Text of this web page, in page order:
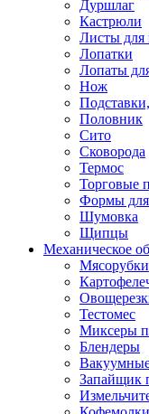
Дуршлаг
Кастрюли
Листы для
Лопатки
Лопаты
Нож
Половник
Сито
Сковорода
Термос
Торговые
Формы
Шумовка
Щипцы
Механическое
Мясорубки
Тестомес
Миксеры
Блендеры
Запайщик